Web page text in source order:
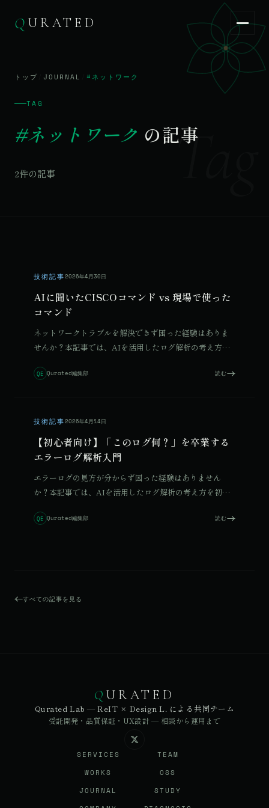
Q URATED
QURATED EN
トップ JOURNAL #ネットワーク
TAG
Tag
#ネットワーク の記事
2件の記事
技術記事2026年4月30日
AIに聞いたCISCOコマンド vs 現場で使った
コマンド
ネットワークトラブルを解決できず困った経験はありま
せんか？本記事では、AIを活用したログ解析の考え方を
QE Qurated編集部 読む
技術記事2026年4月14日
【初心者向け】「このログ何？」を卒業する
エラーログ解析入門
エラーログの見方が分からず困った経験はありません
か？本記事では、AIを活用したログ解析の考え方を初心
QE Qurated編集部 読む
すべての記事を見る
Q URATED
Qurated Lab — ReIT × Design L. による共同チーム
受託開発・品質保証・UX設計 — 相談から運用まで
SERVICES
TEAM
WORKS
OSS
JOURNAL
STUDY